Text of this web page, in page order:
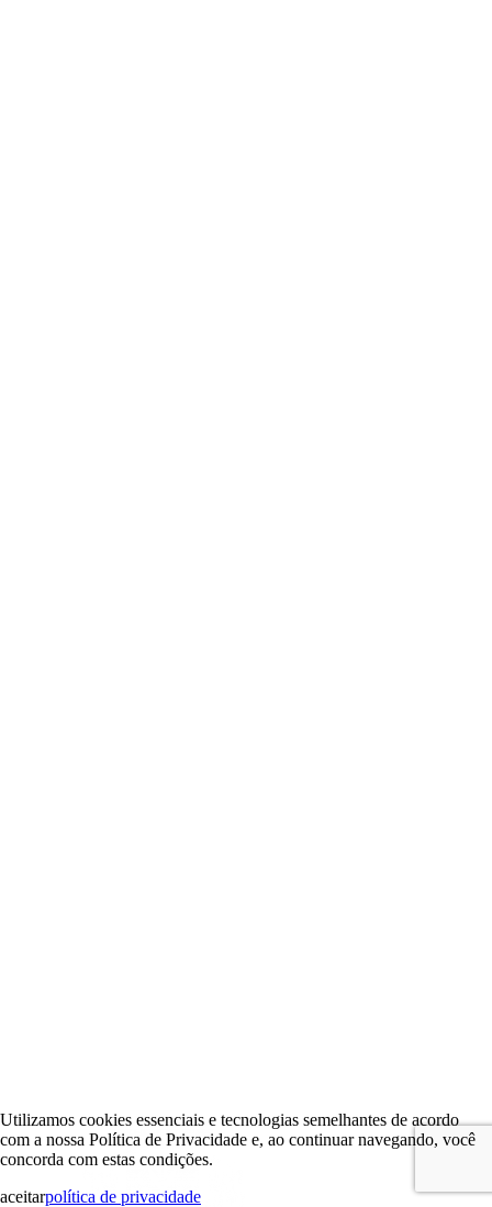
Utilizamos cookies essenciais e tecnologias semelhantes de acordo
com a nossa Política de Privacidade e, ao continuar navegando, você
concorda com estas condições.
aceitarpolítica de privacidade